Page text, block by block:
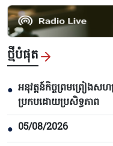
ថ្មីបំផុត
● អនុវត្តន៍កិច្ចព្រមព្រៀងសហ
ប្រកបដោយប្រសិទ្ធភាព
● 05/08/2026